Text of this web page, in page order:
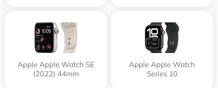
Apple Apple Watch SE
(2022) 44mm
Apple Apple Watch
Series 10